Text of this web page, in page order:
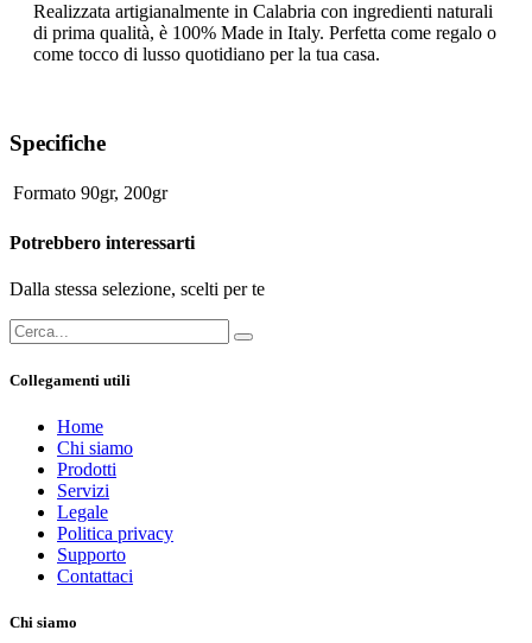
Realizzata artigianalmente in Calabria con ingredienti naturali
di prima qualità, è 100% Made in Italy. Perfetta come regalo o
come tocco di lusso quotidiano per la tua casa.
Specifiche
Formato 90gr, 200gr
Potrebbero interessarti
Dalla stessa selezione, scelti per te
Collegamenti utili
Home
Chi siamo
Prodotti
Servizi
Legale
Politica privacy
Supporto
Contattaci
Chi siamo